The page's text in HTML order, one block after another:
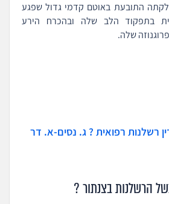
לקתה התובעת באוטם קדמי גדול שפגע
בתפקוד הלב שלה ובהכרח הירע
שלה.
רשלנות רפואית ? ג. נסים-א. דר
הרשלנות בצנתור ?